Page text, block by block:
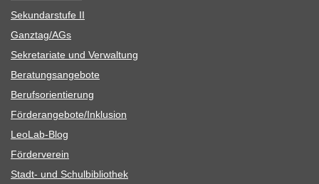
Sekun­dar­stufe II
Ganztag/​​AGs
Sekre­ta­riate und Verwaltung
Bera­tungs­an­ge­bote
Berufs­ori­en­tie­rung
Förderangebote/​​Inklusion
Leo­Lab-Blog
För­der­ver­ein
Stadt- und Schulbibliothek